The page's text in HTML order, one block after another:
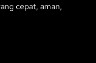
cepat, aman,